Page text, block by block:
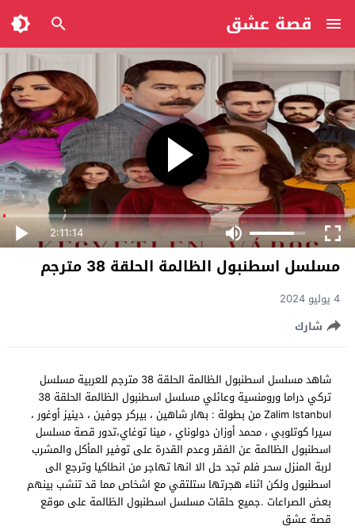
قصة عشق
2:11:14
مسلسل اسطنبول الظالمة الحلقة 38 مترجم
4 يوليو 2024
شارك
شاهد مسلسل اسطنبول الظالمة الحلقة 38 مترجم للعربية مسلسل
تركي دراما ورومنسية وعائلي مسلسل اسطنبول الظالمة الحلقة 38
Zalim Istanbul من بطولة : بهار شاهين ، بيركر جوفين ، دينيز أوغور ،
سيرا كوتلوبي ، محمد أوزان دولوناي ، مينا توغاي،تدور قصة مسلسل
اسطنبول الظالمة عن الفقر وعدم القدرة على توفير المأكل والمشرب
لربة المنزل سحر فلم تجد حل الا انها تهاجر من انطاكيا وترجع الى
اسطنبول ولكن اثناء هجرتها ستلتقي مع اشخاص مما قد تنشب بينهم
بعض الصراعات .جميع حلقات مسلسل اسطنبول الظالمة على موقع
قصة عشق